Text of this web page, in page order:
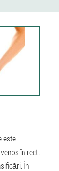
este
în rect.
În